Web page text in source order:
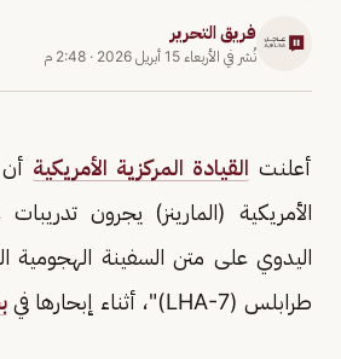
فريق التحرير
نُشر في الأربعاء 15 أبريل 2026 · 2:48 م
أعلنت القيادة المركزية الأمريكية
الأمريكية (المارينز) يجرون
اليدوي على متن السفينة الهجومية
طرابلس (LHA-7)"، أثناء إبحارها في